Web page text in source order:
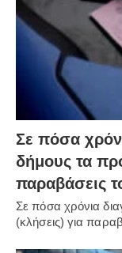
Σε πόσα
δήμους τα
παραβάσεις
Σε πόσα χρόνια
(κλήσεις) για